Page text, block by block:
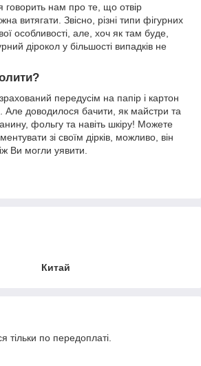
говорить нам про те, що отвір
витягати. Звісно, різні типи фігурних
особливості, але, хоч як там буде,
дірокол у більшості випадків не
передусім на папір і картон
Але доводилося бачити, як майстри та
фольгу та навіть шкіру! Можете
зі своїм дірків, можливо, він
Ви могли уявити.
Китай
тільки по передоплаті.